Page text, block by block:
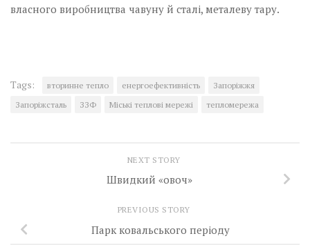
власного виробництва чавуну й сталі, металеву тару.
Tags: вторинне тепло енергоефективність
Запоріжжя
Запоріжсталь
ЗЗФ Міські теплові мережі тепломережа
NEXT STORY
Швидкий «овоч»
PREVIOUS STORY
Парк ковальського періоду